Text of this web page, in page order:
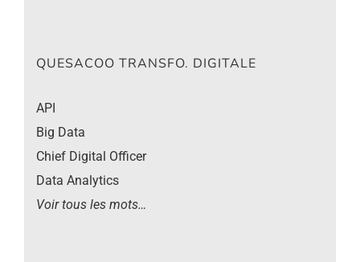
QUESACOO TRANSFO. DIGITALE
API
Big Data
Chief Digital Officer
Data Analytics
Voir tous les mots…